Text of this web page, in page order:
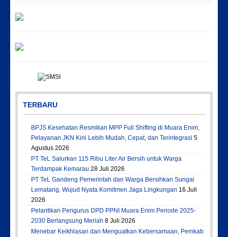
TERBARU
BPJS Kesehatan Resmikan MPP Full Shifting di Muara Enim,
Pelayanan JKN Kini Lebih Mudah, Cepat, dan Terintegrasi 5
Agustus 2026
PT TeL Salurkan 115 Ribu Liter Air Bersih untuk Warga
Terdampak Kemarau 28 Juli 2026
PT TeL Gandeng Pemerintah dan Warga Bersihkan Sungai
Lematang, Wujud Nyata Komitmen Jaga Lingkungan 16 Juli
2026
Pelantikan Pengurus DPD PPNI Muara Enim Periode 2025-
2030 Berlangsung Meriah 8 Juli 2026
Menebar Keikhlasan dan Menguatkan Kebersamaan, Pemkab